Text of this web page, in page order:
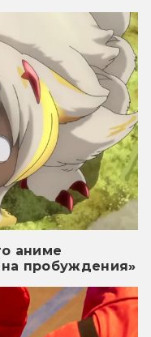
аниме
пробуждения»